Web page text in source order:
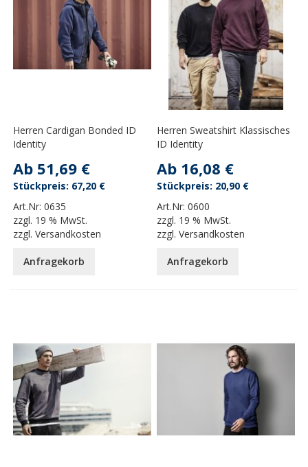
Herren Cardigan Bonded ID
Identity
Ab 51,69 €
Art.Nr:0635
zzgl. 19 % MwSt.
zzgl.Versandkosten
67,20 €
Anfragekorb
Herren Sweatshirt Klassisches
ID Identity
Ab 16,08 €
Art.Nr:0600
zzgl. 19 % MwSt.
zzgl.Versandkosten
20,90 €
Anfragekorb